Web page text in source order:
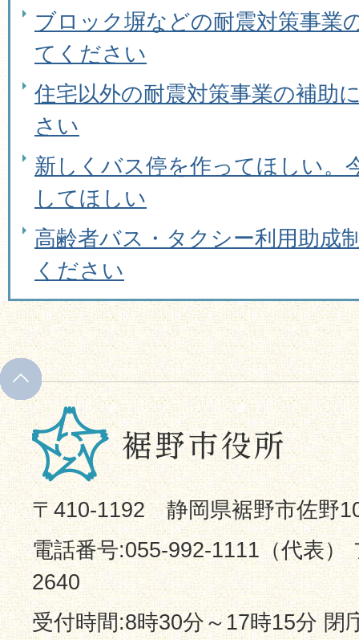
ブロック塀などの耐震対策事業
てください
住宅以外の耐震対策事業の補助
さい
新しくバス停を作ってほしい。
してほしい
高齢者バス・タクシー利用助成
ください
〒410-1192 静岡県裾野市佐野
電話番号:055-992-1111（代表）
2640
受付時間:8時30分～17時15分 閉